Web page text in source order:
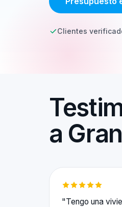
Clientes
a
"Tengo una